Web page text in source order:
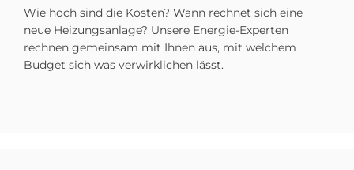
Wie hoch sind die Kosten? Wann rechnet sich eine
neue Heizungsanlage? Unsere Energie-Experten
rechnen gemeinsam mit Ihnen aus, mit welchem
Budget sich was verwirklichen lässt.